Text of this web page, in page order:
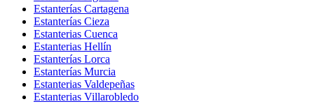
Estanterías Cartagena
Estanterías Cieza
Estanterias Cuenca
Estanterias Hellín
Estanterías Lorca
Estanterías Murcia
Estanterias Valdepeñas
Estanterias Villarobledo